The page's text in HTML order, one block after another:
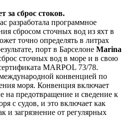
за сброс стоков.
разработала программное
сбросом сточных вод из яхт в
точно определять в литрах
порт в Барселоне Marina
сточных вод в море и в свою
MARPOL 73/78.
конвенцией по
моря. Конвенция включает
на предотвращение и сведение к
с судов, и это включает как
и загрязнение от регулярных